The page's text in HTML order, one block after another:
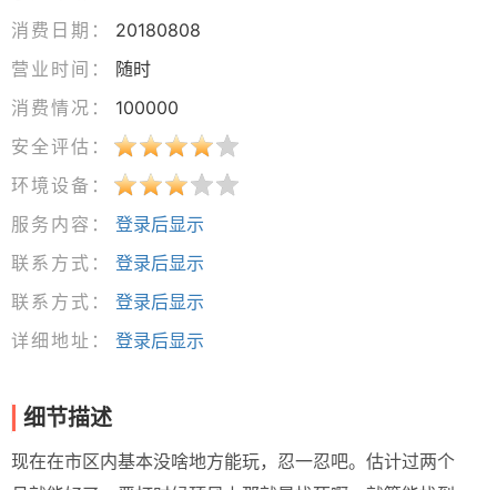
消费日期：
20180808
营业时间：
随时
消费情况：
100000
安全评估：
环境设备：
服务内容：
登录后显示
联系方式：
登录后显示
联系方式：
登录后显示
详细地址：
登录后显示
细节描述
现在在市区内基本没啥地方能玩，忍一忍吧。估计过两个